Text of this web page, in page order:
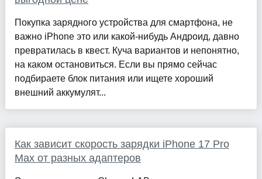
Покупка зарядного устройства для смартфона, не
важно iPhone это или какой-нибудь Андроид, давно
превратилась в квест. Куча вариантов и непонятно,
на каком остановиться. Если вы прямо сейчас
подбираете блок питания или ищете хороший
внешний аккумулят...
Как зависит скорость зарядки iPhone 17 Pro
Max от разных адаптеров